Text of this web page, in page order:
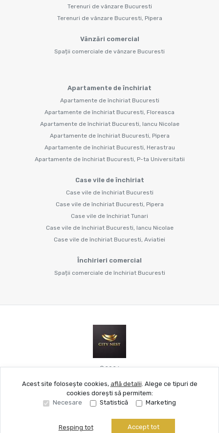
Terenuri de vânzare Bucuresti
Terenuri de vânzare Bucuresti, Pipera
Vânzări comercial
Spații comerciale de vânzare Bucuresti
Apartamente de închiriat
Apartamente de închiriat Bucuresti
Apartamente de închiriat Bucuresti, Floreasca
Apartamente de închiriat Bucuresti, Iancu Nicolae
Apartamente de închiriat Bucuresti, Pipera
Apartamente de închiriat Bucuresti, Herastrau
Apartamente de închiriat Bucuresti, P-ta Universitatii
Case vile de închiriat
Case vile de închiriat Bucuresti
Case vile de închiriat Bucuresti, Pipera
Case vile de închiriat Tunari
Case vile de închiriat Bucuresti, Iancu Nicolae
Case vile de închiriat Bucuresti, Aviatiei
Închirieri comercial
Spații comerciale de închiriat Bucuresti
©2026
Site creat în
Acest site folosește cookies, află detalii. Alege ce tipuri de
cookies dorești să permitem:
Necesare
Statistică Marketing
Resping tot Accept tot